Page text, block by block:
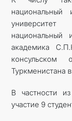
национальный
национальный
академика
консульском
Туркменистана в
В частности
участие 9